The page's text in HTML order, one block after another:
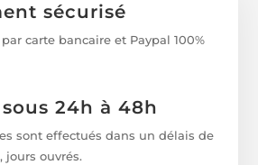
sécurisé
carte bancaire et Paypal 100%
24h à 48h
sont effectués dans un délais de
jours ouvrés.